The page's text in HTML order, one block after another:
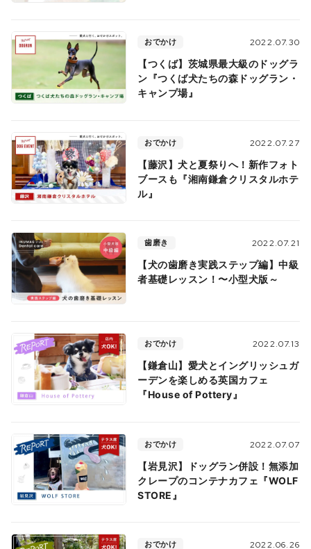
おでかけ 2022.07.30
【つくば】茨城県最大級のドッグラ
ン『つくば犬たちの森ドッグラン・
キャンプ場』
おでかけ 2022.07.27
【藤沢】犬と夏祭りへ！新作フォト
ブースも『湘南鎌倉クリスタルホテ
ル』
歯磨き 2022.07.21
【犬の歯磨き実践ステップ編】中級
者基礎レッスン！〜小型犬版～
おでかけ 2022.07.13
【鎌倉山】愛犬とイングリッシュガ
ーデンを楽しめる英国カフェ
『House of Pottery』
おでかけ 2022.07.07
【岩見沢】ドッグラン併設！無添加
クレープのコンテナカフェ『WOLF
STORE』
おでかけ 2022.06.26